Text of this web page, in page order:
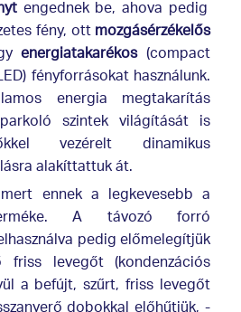
engednek be, ahova pedig
fény, ottmozgásérzékelős
energiatakarékos(compact
fényforrásokat használunk.
energia megtakarítás
szintek világítását is
vezérelt dinamikus
alakíttattuk át.
ennek a legkevesebb a
A távozó forró
pedig előmelegítjük
friss levegőt (kondenzációs
a befújt, szűrt, friss levegőt